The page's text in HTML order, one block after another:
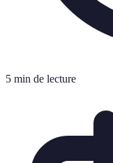
5 min de lecture